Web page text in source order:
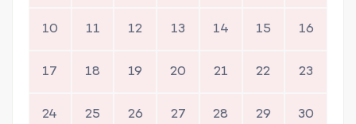
10 11 12 13 14 15 16
17 18 19 20 21 22 23
24 25 26 27 28 29 30